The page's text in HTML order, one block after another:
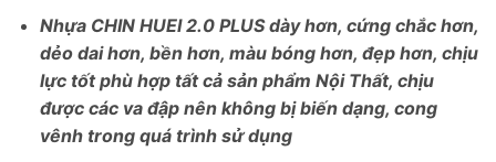
Nhựa CHIN HUEI 2.0 PLUS dày hơn, cứng chắc hơn,
dẻo dai hơn, bền hơn, màu bóng hơn, đẹp hơn, chịu
lực tốt phù hợp tất cả sản phẩm Nội Thất, chịu
được các va đập nên không bị biến dạng, cong
vênh trong quá trình sử dụng